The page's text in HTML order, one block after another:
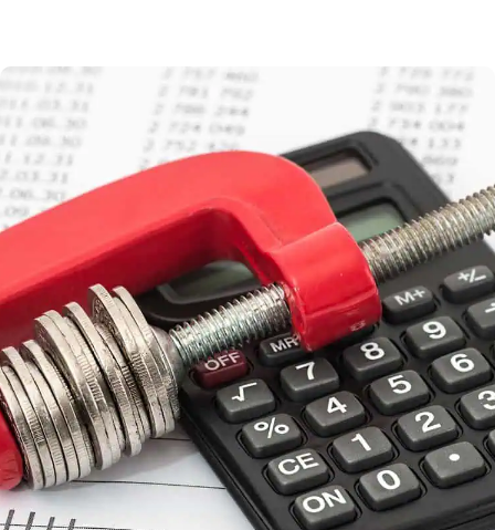
sb. o Elektronické evidenci tržeb (EET). Co
přinesl nového? Jak se v průběhu roku zákon
měnil a jaké padly nejvyšší pokuty? Pojďme si rok
s EET […]